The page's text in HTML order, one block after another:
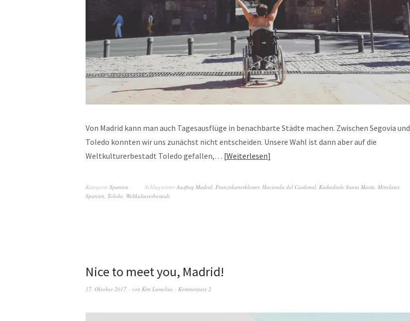
Von Madrid kann man auch Tagesausflüge in benachbarte Städte machen. Zwischen Segovia und
Toledo konnten wir uns zunächst nicht entscheiden. Unsere Wahl ist dann aber auf die
Weltkulturerbestadt Toledo gefallen,… Weiterlesen
Kategorie Spanien SchlagwörterAusflug Madrid, Franziskanerkloster, Hacienda del Cardenal, Kathedrale Santa Maria, Mittelater,
Spanien, Toledo, Weltkulturerbestadt
Nice to meet you, Madrid!
17. Oktober 2017 von Kim Lumelius Kommentare 2